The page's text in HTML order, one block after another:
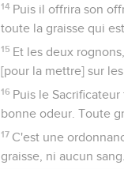
14 Puis il offrira son
toute la graisse qui
15 Et les deux
[pour la mettre] sur
16 Puis le
bonne odeur. Toute
17 C'est une
graisse, ni aucun sang.